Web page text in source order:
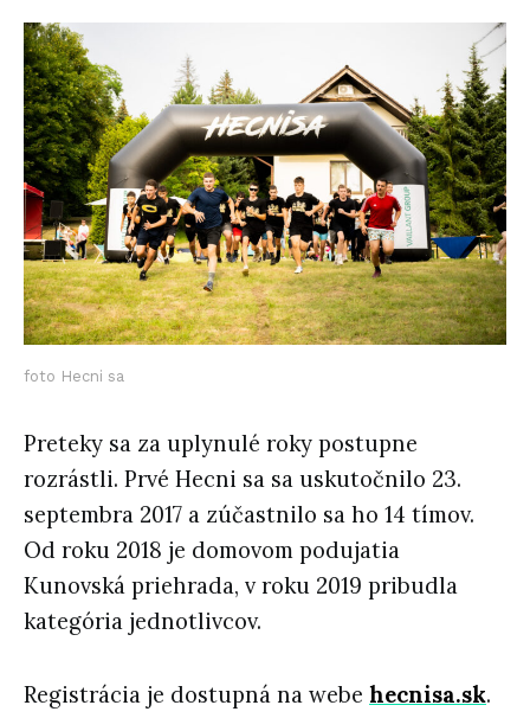
foto Hecni sa
Preteky sa za uplynulé roky postupne
rozrástli. Prvé Hecni sa sa uskutočnilo 23.
septembra 2017 a zúčastnilo sa ho 14 tímov.
Od roku 2018 je domovom podujatia
Kunovská priehrada, v roku 2019 pribudla
kategória jednotlivcov.
Registrácia je dostupná na webe hecnisa.sk.